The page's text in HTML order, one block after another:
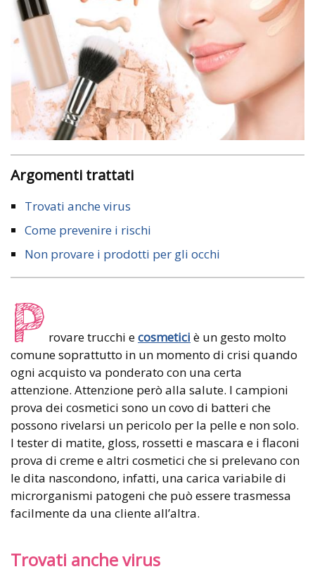
Argomenti trattati
Trovati anche virus
Come prevenire i rischi
Non provare i prodotti per gli occhi
P rovare trucchi ecosmetici è un gesto molto
comune soprattutto in un momento di crisi quando
ogni acquisto va ponderato con una certa
attenzione. Attenzione però alla salute. I campioni
prova dei cosmetici sono un covo di batteri che
possono rivelarsi un pericolo per la pelle e non solo.
I tester di matite, gloss, rossetti e mascara e i flaconi
prova di creme e altri cosmetici che si prelevano con
le dita nascondono, infatti, una carica variabile di
microrganismi patogeni che può essere trasmessa
facilmente da una cliente all’altra.
Trovati anche virus